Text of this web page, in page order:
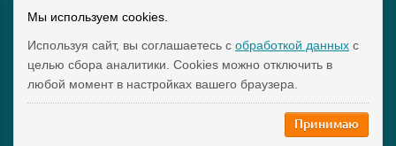
Схема проезда
Интернет-магазин мезороллеров и косметики для них
"Mezoroller-Info" © 2015-2019 МЕЗОРОЛЛЕР – ТВОЙ
ДОМАШНИЙ КОСМЕТОЛОГ!
Мы используем cookies.
Используя сайт, вы соглашаетесь с обработкой данных с
целью сбора аналитики. Cookies можно отключить в
любой момент в настройках вашего браузера.
Принимаю